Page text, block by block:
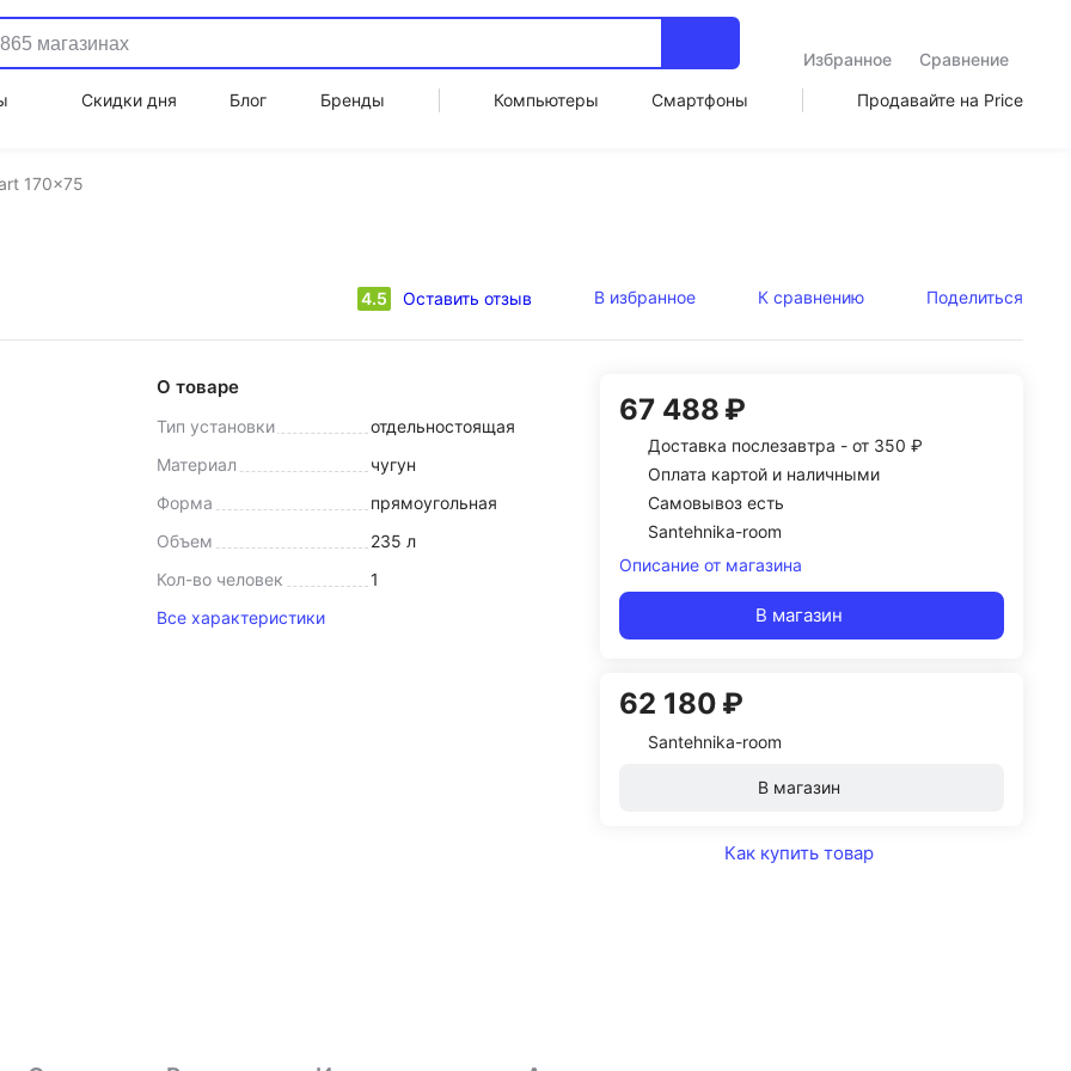
Избранное
Сравнение
Скидки дня Блог Бренды Компьютеры Смартфоны Продавайте на Price
170x75
4.5 Оставить отзыв В избранное К сравнению Поделиться
О товаре
Тип установки
отдельностоящая
Материал
чугун
Форма
прямоугольная
Объем
235 л
Кол-во человек
1
Все характеристики
67 488 ₽
Доставка послезавтра - от 350 ₽
Оплата картой и наличными
Самовывоз есть
Santehnika-room
Описание от магазина
В магазин
62 180 ₽
Santehnika-room
В магазин
Как купить товар